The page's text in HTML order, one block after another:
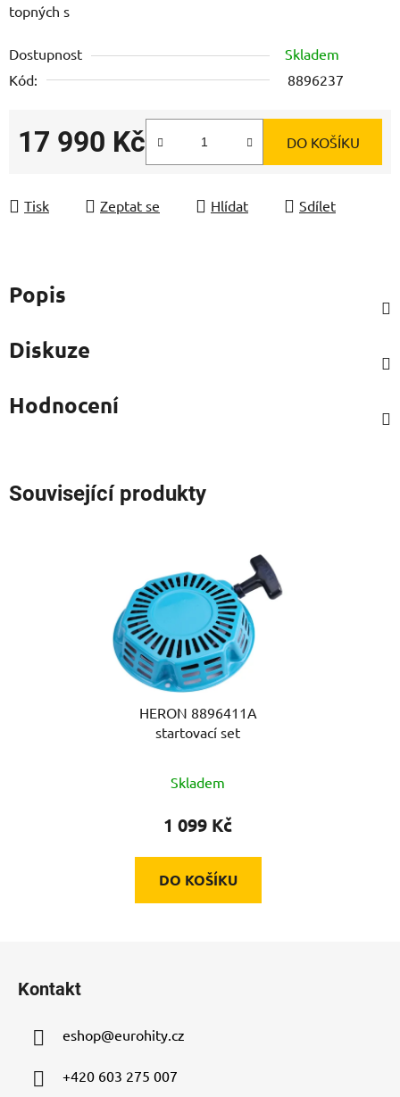
topných s
Dostupnost
Skladem
Kód:
8896237
17 990 Kč DO KOŠÍKU
Tisk Zeptat se Hlídat Sdílet
Popis
Diskuze
Hodnocení
Související produkty
HERON 8896411A
startovací set
Skladem
1 099 Kč
DO KOŠÍKU
Kontakt
eshop@eurohity.cz
+420 603 275 007